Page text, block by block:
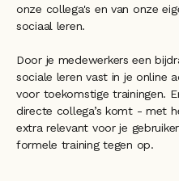
onze collega's en van onze
sociaal leren.
Door je medewerkers een
sociale leren vast in je online
voor toekomstige trainingen.
directe collega’s komt - met
extra relevant voor je
formele training tegen op.